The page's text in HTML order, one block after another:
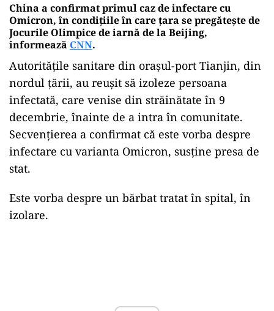
China a confirmat primul caz de infectare cu
Omicron, în condițiile în care țara se pregătește de
Jocurile Olimpice de iarnă de la Beijing,
informează CNN.
Autoritățile sanitare din orașul-port Tianjin, din
nordul țării, au reușit să izoleze persoana
infectată, care venise din străinătate în 9
decembrie, înainte de a intra în comunitate.
Secvențierea a confirmat că este vorba despre
infectare cu varianta Omicron, susține presa de
stat.
Este vorba despre un bărbat tratat în spital, în
izolare.